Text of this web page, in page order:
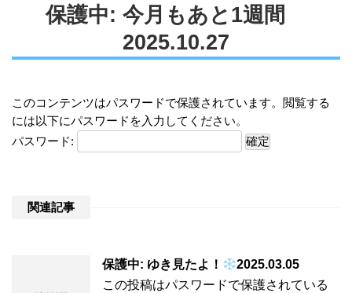
保護中: 今月もあと1週間
2025.10.27
このコンテンツはパスワードで保護されています。閲覧する
には以下にパスワードを入力してください。
パスワード:
関連記事
保護中: ゆき見たよ！
2025.03.05
この投稿はパスワードで保護されている